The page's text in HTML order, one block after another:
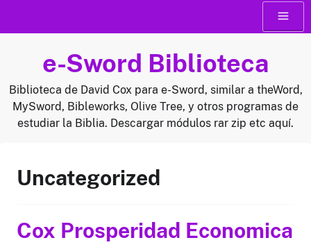
Menú
e-Sword Biblioteca
Biblioteca de David Cox para e-Sword, similar a theWord,
MySword, Bibleworks, Olive Tree, y otros programas de
estudiar la Biblia. Descargar módulos rar zip etc aquí.
Uncategorized
Cox Prosperidad Economica